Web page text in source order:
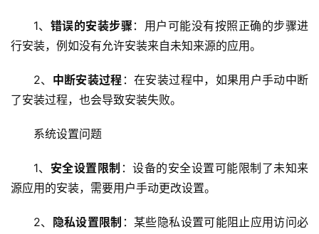
器
拟
术
1、 错误的安装步骤 ：用户可能没有按照正确的步骤进
行安装，例如没有允许安装来自未知来源的应用。
2、 中断安装过程 ：在安装过程中，如果用户手动中断
了安装过程，也会导致安装失败。
系统设置问题
1、 安全设置限制 ：设备的安全设置可能限制了未知来
源应用的安装，需要用户手动更改设置。
2、 隐私设置限制 ：某些隐私设置可能阻止应用访问必